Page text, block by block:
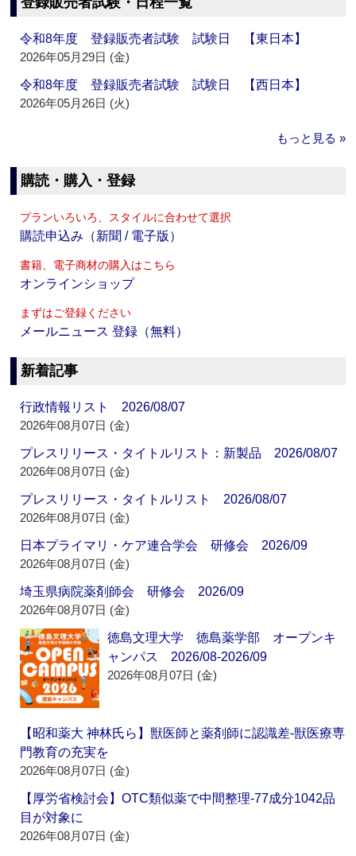
令和8年度 登録販売者試験 試験日 【東日本】
2026年05月29日 (金)
令和8年度 登録販売者試験 試験日 【西日本】
2026年05月26日 (火)
もっと見る »
購読・購入・登録
プランいろいろ、スタイルに合わせて選択
購読申込み（新聞 / 電子版）
書籍、電子商材の購入はこちら
オンラインショップ
まずはご登録ください
メールニュース 登録（無料）
新着記事
行政情報リスト 2026/08/07
2026年08月07日 (金)
プレスリリース・タイトルリスト：新製品 2026/08/07
2026年08月07日 (金)
プレスリリース・タイトルリスト 2026/08/07
2026年08月07日 (金)
日本プライマリ・ケア連合学会 研修会 2026/09
2026年08月07日 (金)
埼玉県病院薬剤師会 研修会 2026/09
2026年08月07日 (金)
徳島文理大学 徳島薬学部 オープンキ
ャンパス 2026/08-2026/09
2026年08月07日 (金)
【昭和薬大 神林氏ら】獣医師と薬剤師に認識差‐獣医療専
門教育の充実を
2026年08月07日 (金)
【厚労省検討会】OTC類似薬で中間整理‐77成分1042品
目が対象に
2026年08月07日 (金)